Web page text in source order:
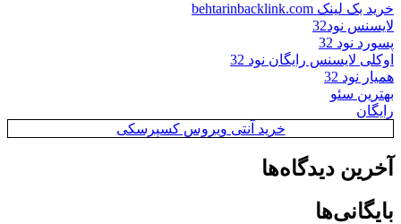
خرید بک لینک behtarinbacklink.com
لایسنس نود32
پسورد نود 32
اوکلی لایسنس رایگان نود 32
همیار نود 32
بهترین سئو
رایگان
خرید آنتی ویروس کسپرسکی
آخرین دیدگاه‌ها
بایگانی‌ها